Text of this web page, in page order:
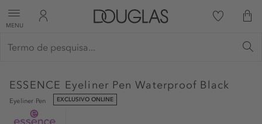
MENU
ESSENCE Eyeliner Pen Waterproof Black
Eyeliner Pen EXCLUSIVO ONLINE